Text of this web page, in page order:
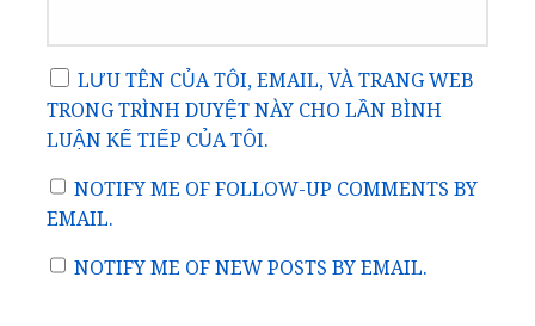
LƯU TÊN CỦA TÔI, EMAIL, VÀ TRANG WEB
TRONG TRÌNH DUYỆT NÀY CHO LẦN BÌNH
LUẬN KẾ TIẾP CỦA TÔI.
NOTIFY ME OF FOLLOW-UP COMMENTS BY
EMAIL.
NOTIFY ME OF NEW POSTS BY EMAIL.